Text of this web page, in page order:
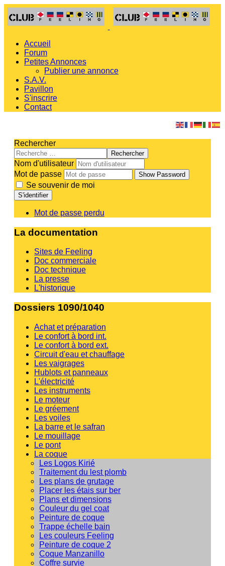
Accueil
Forum
Petites Annonces
Publier une annonce
S.A.V.
Pavillon
S'inscrire
Contact
Rechercher
Rechercher
Nom d'utilisateur
Mot de passe
Show Password
Se souvenir de moi
S'identifier
Mot de passe perdu
La documentation
Sites de Feeling
Doc commerciale
Doc technique
La presse
L'historique
Dossiers 1090/1040
Achat et préparation
Le confort à bord int.
Le confort à bord ext.
Circuit d'eau et chauffage
Les vaigrages
Hublots et panneaux
L'électricité
Les instruments
Le moteur
Le gréement
Les voiles
La barre et le safran
Le mouillage
Le pont
La coque
Les Logos Kirié
Traitement du lest plomb
Les plans de grutage
Placer les étais sur ber
Plans et dimensions
Couleur du gel coat
Peinture de coque
Trappe échelle bain
Les couleurs Feeling
Peinture de coque 2
Coque Manzanillo
Coffre survie